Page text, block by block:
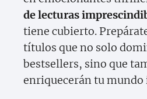
de lecturas
tiene cubierto.
títulos que no solo
bestsellers, sino que
enriquecerán tu